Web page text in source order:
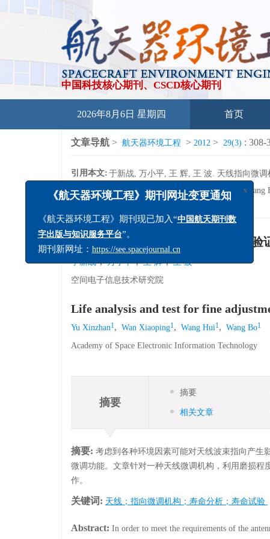
中国科技核心期刊、CSCD核心期刊
2026年8月6日 星期四 首页
文章导航 > 航天器环境工程 > 2012 > 29(3) : 308-
引用本文: 于新战, 万小平, 王 辉, 王 波. 天线指向微
Citation: Yu Xinzhan, Wan Xiaoping, Wang Hui, Wang
311.
天线指向微调机构寿命分析及试验验
于新战 , 万小平 , 王 辉 , 王 波
空间电子信息技术研究院
Life analysis and test for fine
Yu Xinzhan1, Wan Xiaoping1, Wang Hui1, Wang Bo1
Academy of Space Electronic Information Technology
摘要
摘要
相关文章
摘要: 考虑到各种环境因素可能对天线波束指向产生
微调功能。文章针对一种天线微调机构，利用磨损
作。
关键词: 天线；指向微调机构；寿命分析；寿命试验
Abstract: In order to meet the requirements of the
《航天器环境工程》期刊现已加入“
字出版与知识服务平台”。
期刊新网址：https://see.spacejournal.cn